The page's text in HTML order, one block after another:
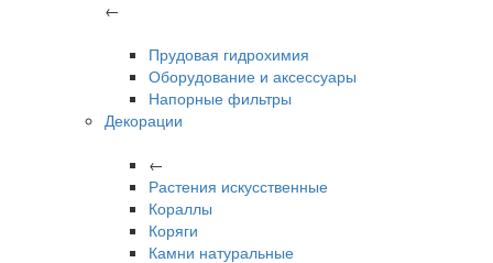
←
Прудовая гидрохимия
Оборудование и аксессуары
Напорные фильтры
Декорации
←
Растения искусственные
Кораллы
Коряги
Камни натуральные